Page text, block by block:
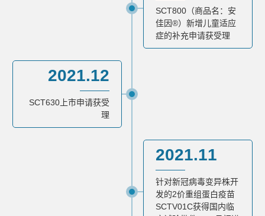
SCT800（商品名：安
佳因®）新增儿童适应
症的补充申请获受理
2021.12
SCT630上市申请获受
理
2021.11
针对新冠病毒变异株开
发的2价重组蛋白疫苗
SCTV01C获得国内临